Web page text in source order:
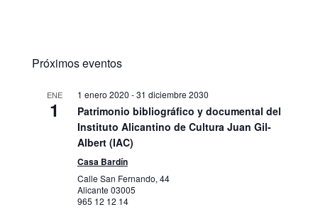
Próximos eventos
ENE
1
1 enero 2020 -31 diciembre 2030
Patrimonio bibliográfico y documental del
Instituto Alicantino de Cultura Juan Gil-
Albert (IAC)
Casa Bardín
Calle San Fernando, 44
Alicante 03005
965 12 12 14